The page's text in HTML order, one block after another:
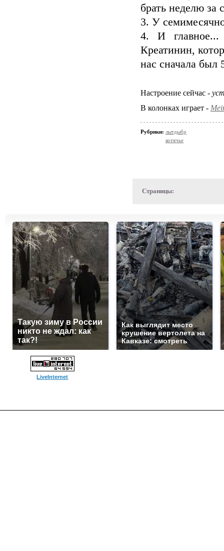
брать неделю за
3. У
4. И главное...
Креатинин,
нас сначала был
Настроение сейчас -
В колонках играет -
Рубрики: лытдыбр
котячье
Страницы:
Такую зиму в России
никто не ждал: как
так?!
Как выглядит место
крушение вертолета на
Кавказе: смотреть
LiveInternet